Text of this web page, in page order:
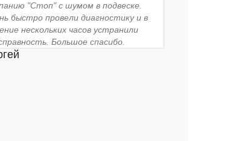
"Стоп" с шумом в подвеске.
быстро провели диагностику и в
нескольких часов устранили
Большое спасибо.